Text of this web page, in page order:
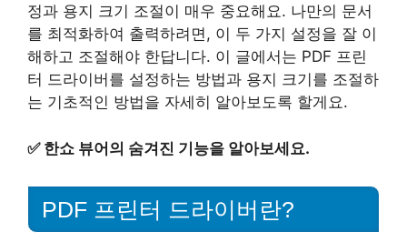
정과 용지 크기 조절이 매우 중요해요. 나만의 문서
를 최적화하여 출력하려면, 이 두 가지 설정을 잘 이
해하고 조절해야 한답니다. 이 글에서는 PDF 프린
터 드라이버를 설정하는 방법과 용지 크기를 조절하
는 기초적인 방법을 자세히 알아보도록 할게요.
✅ 한쇼 뷰어의 숨겨진 기능을 알아보세요.
PDF 프린터 드라이버란?